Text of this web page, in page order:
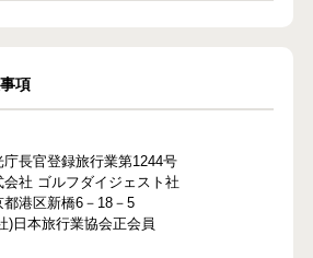
項
長官登録旅行業第1244号
フダイジェスト社
橋6－18－5
業協会正会員